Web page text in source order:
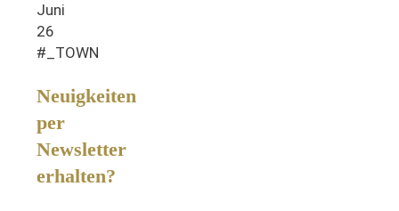
Juni
26
#_TOWN
Neuigkeiten
per
Newsletter
erhalten?